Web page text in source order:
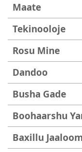
Maate
Tekinooloje
Rosu Mine
Dandoo
Busha Gade
Boohaarshu
Baxillu